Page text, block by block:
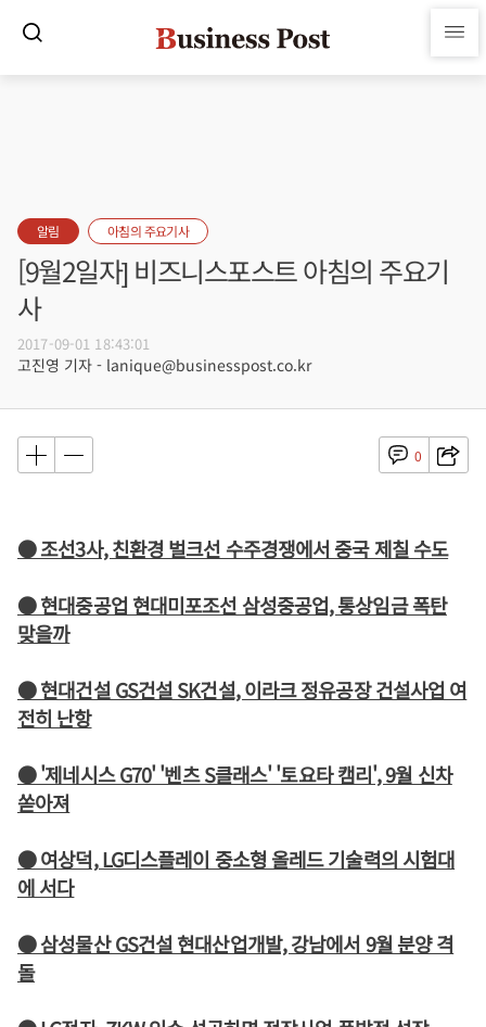
알림 아침의 주요기사
[9월2일자] 비즈니스포스트 아침의 주요기
사
2017-09-01 18:43:01
고진영 기자 - lanique@businesspost.co.kr
0
● 조선3사, 친환경 벌크선 수주경쟁에서 중국 제칠 수도
● 현대중공업 현대미포조선 삼성중공업, 통상임금 폭탄
맞을까
● 현대건설 GS건설 SK건설, 이라크 정유공장 건설사업 여
전히 난항
● '제네시스 G70' '벤츠 S클래스' '토요타 캠리', 9월 신차
쏟아져
● 여상덕, LG디스플레이 중소형 올레드 기술력의 시험대
에 서다
● 삼성물산 GS건설 현대산업개발, 강남에서 9월 분양 격
돌